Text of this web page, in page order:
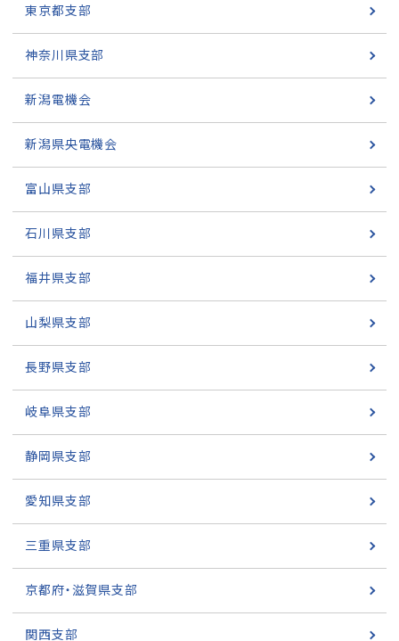
東京都支部
神奈川県支部
新潟電機会
新潟県央電機会
富山県支部
石川県支部
福井県支部
山梨県支部
長野県支部
岐阜県支部
静岡県支部
愛知県支部
三重県支部
京都府・滋賀県支部
関西支部